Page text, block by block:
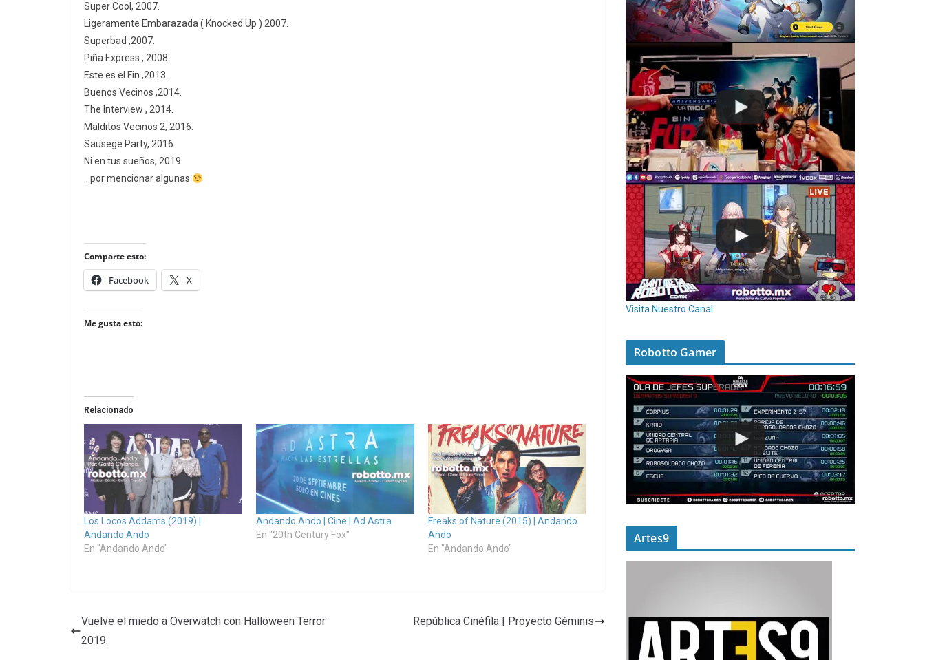
Super Cool, 2007.
Ligeramente Embarazada ( Knocked Up ) 2007.
Superbad ,2007.
Piña Express , 2008.
Este es el Fin ,2013.
Buenos Vecinos ,2014.
The Interview , 2014.
Malditos Vecinos 2, 2016.
Sausege Party, 2016.
Ni en tus sueños, 2019
…por mencionar algunas
Comparte esto:
Facebook X
Me gusta esto:
Relacionado
Los Locos Addams (2019) |
Andando Ando
En "Andando Ando"
Andando Ando | Cine | Ad Astra
En "20th Century Fox"
Freaks of Nature (2015) | Andando
Ando
En "Andando Ando"
Vuelve el miedo a Overwatch con Halloween Terror
2019.
República Cinéfila | Proyecto Géminis
Visita Nuestro Canal
Robotto Gamer
Artes9